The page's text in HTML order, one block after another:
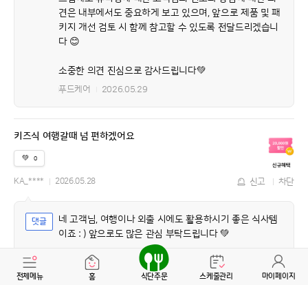
견은 내부에서도 중요하게 보고 있으며, 앞으로 제품 및 패
키지 개선 검토 시 함께 참고할 수 있도록 전달드리겠습니
다 😊
소중한 의견 진심으로 감사드립니다💚
푸드케어 2026.05.29
키즈식 여행갈때 넘 편하겠어요
💚 0
KA_**** 2026.05.28 신고 차단
네 고객님, 여행이나 외출 시에도 활용하시기 좋은 식사템
이죠 : ) 앞으로도 많은 관심 부탁드립니다 💚
2026.05.29
전체메뉴 홈 식단주문 스케줄관리 마이페이지